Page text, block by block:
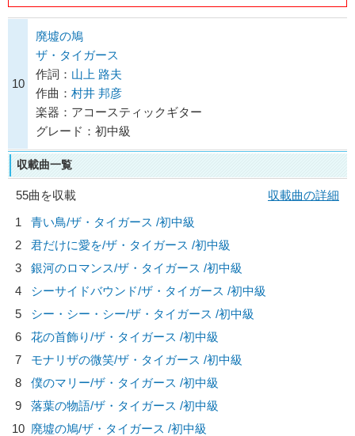
10
廃墟の鳩
ザ・タイガース
作詞： 山上 路夫
作曲： 村井 邦彦
楽器：アコースティックギター
グレード：初中級
収載曲一覧
55曲を収載
収載曲の詳細
1
青い鳥/ザ・タイガース /初中級
2
君だけに愛を/ザ・タイガース /初中級
3
銀河のロマンス/ザ・タイガース /初中級
4
シーサイドバウンド/ザ・タイガース /初中級
5
シー・シー・シー/ザ・タイガース /初中級
6
花の首飾り/ザ・タイガース /初中級
7
モナリザの微笑/ザ・タイガース /初中級
8
僕のマリー/ザ・タイガース /初中級
9
落葉の物語/ザ・タイガース /初中級
10 廃墟の鳩/ザ・タイガース /初中級